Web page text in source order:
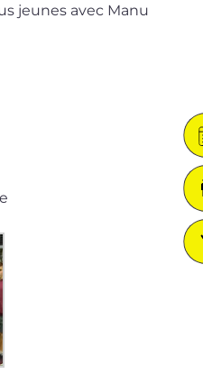
jeunes avec Manu